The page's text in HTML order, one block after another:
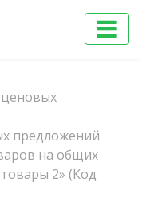
ценовых
предложений
на общих
2» (Код